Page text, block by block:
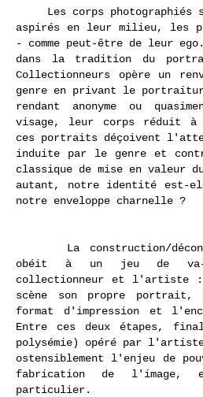
Les corps photographiés
aspirés en leur milieu, les
- comme peut-être de leur
dans la tradition du
Collectionneurs opère un
genre en privant le
rendant anonyme ou
visage, leur corps réduit à
ces portraits déçoivent
induite par le genre et
classique de mise en valeur
autant, notre identité est-
notre enveloppe charnelle ?
La construction/
obéit à un jeu de
collectionneur et l'artiste :
scène son propre
format d'impression et
Entre ces deux étapes,
polysémie) opéré par l'artiste
ostensiblement l'enjeu de
fabrication de
particulier.